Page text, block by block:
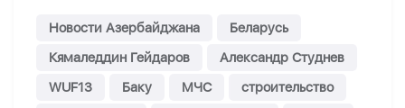
Новости Азербайджана
Беларусь
Кямаледдин Гейдаров
Александр Студнев
WUF13
Баку МЧС
строительство